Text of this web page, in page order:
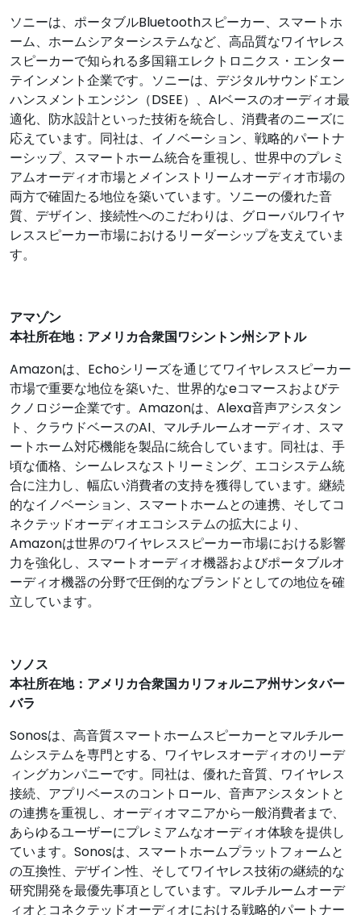
ソニーは、ポータブルBluetoothスピーカー、スマートホ
ーム、ホームシアターシステムなど、高品質なワイヤレス
スピーカーで知られる多国籍エレクトロニクス・エンター
テインメント企業です。ソニーは、デジタルサウンドエン
ハンスメントエンジン（DSEE）、AIベースのオーディオ最
適化、防水設計といった技術を統合し、消費者のニーズに
応えています。同社は、イノベーション、戦略的パートナ
ーシップ、スマートホーム統合を重視し、世界中のプレミ
アムオーディオ市場とメインストリームオーディオ市場の
両方で確固たる地位を築いています。ソニーの優れた音
質、デザイン、接続性へのこだわりは、グローバルワイヤ
レススピーカー市場におけるリーダーシップを支えていま
す。
アマゾン
本社所在地：アメリカ合衆国ワシントン州シアトル
Amazonは、Echoシリーズを通じてワイヤレススピーカー
市場で重要な地位を築いた、世界的なeコマースおよびテ
クノロジー企業です。Amazonは、Alexa音声アシスタン
ト、クラウドベースのAI、マルチルームオーディオ、スマ
ートホーム対応機能を製品に統合しています。同社は、手
頃な価格、シームレスなストリーミング、エコシステム統
合に注力し、幅広い消費者の支持を獲得しています。継続
的なイノベーション、スマートホームとの連携、そしてコ
ネクテッドオーディオエコシステムの拡大により、
Amazonは世界のワイヤレススピーカー市場における影響
力を強化し、スマートオーディオ機器およびポータブルオ
ーディオ機器の分野で圧倒的なブランドとしての地位を確
立しています。
ソノス
本社所在地：アメリカ合衆国カリフォルニア州サンタバー
バラ
Sonosは、高音質スマートホームスピーカーとマルチルー
ムシステムを専門とする、ワイヤレスオーディオのリーデ
ィングカンパニーです。同社は、優れた音質、ワイヤレス
接続、アプリベースのコントロール、音声アシスタントと
の連携を重視し、オーディオマニアから一般消費者まで、
あらゆるユーザーにプレミアムなオーディオ体験を提供し
ています。Sonosは、スマートホームプラットフォームと
の互換性、デザイン性、そしてワイヤレス技術の継続的な
研究開発を最優先事項としています。マルチルームオーデ
ィオとコネクテッドオーディオにおける戦略的パートナー